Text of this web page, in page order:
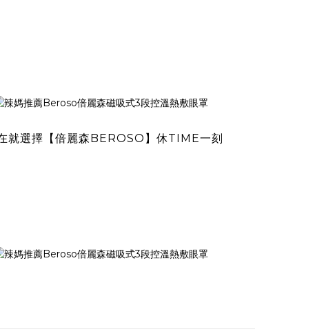
就選擇 【倍麗森BEROSO】休TIME一刻